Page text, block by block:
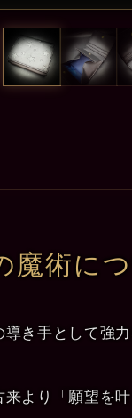
魔術に
導き手として強
来より「願望を